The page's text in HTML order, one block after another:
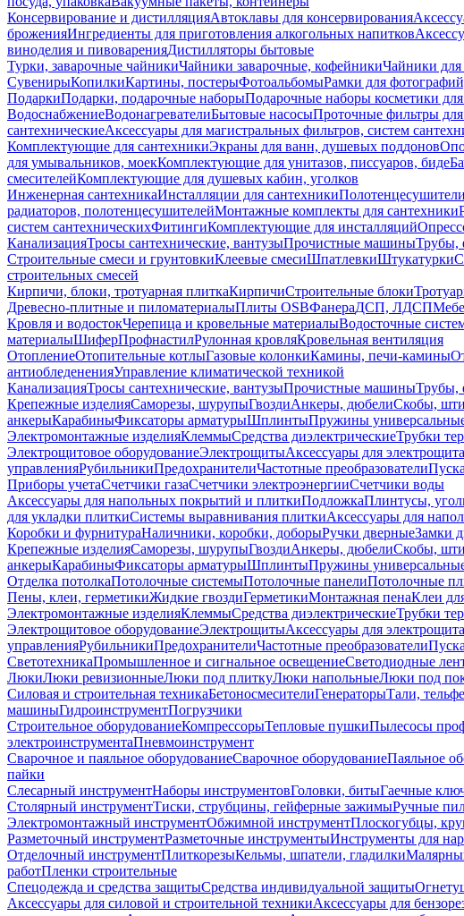
Консервирование и дистилляцияАвтоклавы для консервирования
броженияИнгредиенты для приготовления алкогольных напитков
виноделия и пивоваренияДистилляторы бытовые
Турки, заварочные чайникиЧайники заварочные, кофейникиЧайники
СувенирыКопилкиКартины, постерыФотоальбомыРамки для
ПодаркиПодарки, подарочные наборыПодарочные наборы косметики для
ВодоснабжениеВодонагревателиБытовые насосыПроточные фильтры
сантехническиеАксессуары для магистральных фильтров, систем
Комплектующие для сантехникиЭкраны для ванн, душевых поддонов
для умывальников, моекКомплектующие для унитазов, писсуаров, биде
смесителейКомплектующие для душевых кабин, уголков
Инженерная сантехникаИнсталляции для сантехникиПолотенцесушители
радиаторов, полотенцесушителейМонтажные комплекты для сантехники
систем сантехническихФитингиКомплектующие для инсталляций
КанализацияТросы сантехнические, вантузыПрочистные машиныТрубы,
Строительные смеси и грунтовкиКлеевые смесиШпатлевкиШтукатурки
строительных смесей
Кирпичи, блоки, тротуарная плиткаКирпичиСтроительные блоки
Древесно-плитные и пиломатериалыПлиты OSBФанераДСП, ЛДСП
Кровля и водостокЧерепица и кровельные материалыВодосточные
материалыШиферПрофнастилРулонная кровляКровельная вентиляция
ОтоплениеОтопительные котлыГазовые колонкиКамины, печи-камины
антиобледененияУправление климатической техникой
КанализацияТросы сантехнические, вантузыПрочистные машиныТрубы,
Крепежные изделияСаморезы, шурупыГвоздиАнкеры, дюбелиСкобы,
анкерыКарабиныФиксаторы арматурыШплинтыПружины
Электромонтажные изделияКлеммыСредства диэлектрическиеТрубки
Электрощитовое оборудованиеЭлектрощитыАксессуары для электрощита
управленияРубильникиПредохранителиЧастотные преобразователи
Приборы учетаСчетчики газаСчетчики электроэнергииСчетчики воды
Аксессуары для напольных покрытий и плиткиПодложкаПлинтусы,
для укладки плиткиСистемы выравнивания плиткиАксессуары для
Коробки и фурнитураНаличники, коробки, доборыРучки дверныеЗамки
Крепежные изделияСаморезы, шурупыГвоздиАнкеры, дюбелиСкобы,
анкерыКарабиныФиксаторы арматурыШплинтыПружины
Отделка потолкаПотолочные системыПотолочные панелиПотолочные
Пены, клеи, герметикиЖидкие гвоздиГерметикиМонтажная пенаКлеи
Электромонтажные изделияКлеммыСредства диэлектрическиеТрубки
Электрощитовое оборудованиеЭлектрощитыАксессуары для электрощита
управленияРубильникиПредохранителиЧастотные преобразователи
СветотехникаПромышленное и сигнальное освещениеСветодиодные
ЛюкиЛюки ревизионныеЛюки под плиткуЛюки напольныеЛюки под
Силовая и строительная техникаБетоносмесителиГенераторыТали,
машиныГидроинструментПогрузчики
Строительное оборудованиеКомпрессорыТепловые пушкиПылесосы
электроинструментаПневмоинструмент
Сварочное и паяльное оборудованиеСварочное оборудованиеПаяльное
пайки
Слесарный инструментНаборы инструментовГоловки, битыГаечные
Столярный инструментТиски, струбцины, гейферные зажимыРучные
Электромонтажный инструментОбжимной инструментПлоскогубцы,
Разметочный инструментРазметочные инструментыИнструменты для
Отделочный инструментПлиткорезыКельмы, шпатели, гладилки
работПленки строительные
Спецодежда и средства защитыСредства индивидуальной защиты
Аксессуары для силовой и строительной техникиАксессуары для